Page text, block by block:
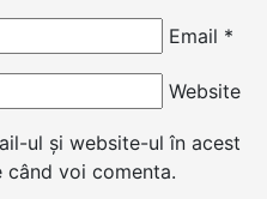
Email *
Website
ul și website-ul în acest
voi comenta.